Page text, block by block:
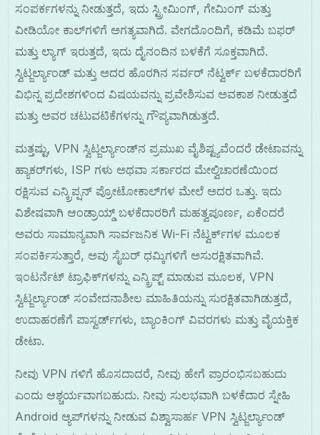
ಸಂಪರ್ಕಗಳನ್ನು ನೀಡುತ್ತದೆ, ಇದು ಸ್ಟ್ರೀಮಿಂಗ್, ಗೇಮಿಂಗ್ ಮತ್ತು
ವೀಡಿಯೋ ಕಾಲ್‌ಗಳಿಗೆ ಅಗತ್ಯವಾಗಿದೆ. ವೇಗದೊಂದಿಗೆ, ಕಡಿಮೆ ಬಫರ್
ಮತ್ತು ಲ್ಯಾಗ್ ಇರುತ್ತದೆ, ಇದು ದೈನಂದಿನ ಬಳಕೆಗೆ ಸೂಕ್ತವಾಗಿದೆ.
ಸ್ವಿಟ್ಜರ್ಲ್ಯಾಂಡ್ ಮತ್ತು ಅದರ ಹೊರಗಿನ ಸರ್ವರ್ ನೆಟ್ವರ್ಕ್ ಬಳಕೆದಾರರಿಗೆ
ವಿಭಿನ್ನ ಪ್ರದೇಶಗಳಿಂದ ವಿಷಯವನ್ನು ಪ್ರವೇಶಿಸುವ ಅವಕಾಶ ನೀಡುತ್ತದೆ
ಮತ್ತು ಅವರ ಚಟುವಟಿಕೆಗಳನ್ನು ಗೌಪ್ಯವಾಗಿಡುತ್ತದೆ.
ಮತ್ತಷ್ಟು, VPN ಸ್ವಿಟ್ಜರ್ಲ್ಯಾಂಡ್‌ನ ಪ್ರಮುಖ ವೈಶಿಷ್ಟ್ಯವೆಂದರೆ ಡೇಟಾವನ್ನು
ಹ್ಯಾಕರ್‌ಗಳು, ISP ಗಳು ಅಥವಾ ಸರ್ಕಾರದ ಮೇಲ್ವಿಚಾರಣೆಯಿಂದ
ರಕ್ಷಿಸುವ ಎನ್ಕ್ರಿಪ್ಷನ್ ಪ್ರೋಟೋಕಾಲ್‌ಗಳ ಮೇಲೆ ಅದರ ಒತ್ತು. ಇದು
ವಿಶೇಷವಾಗಿ ಆಂಡ್ರಾಯ್ಡ್ ಬಳಕೆದಾರರಿಗೆ ಮಹತ್ವಪೂರ್ಣ, ಏಕೆಂದರೆ
ಅವರು ಸಾಮಾನ್ಯವಾಗಿ ಸಾರ್ವಜನಿಕ Wi-Fi ನೆಟ್ವರ್ಕ್‌ಗಳ ಮೂಲಕ
ಸಂಪರ್ಕಿಸುತ್ತಾರೆ, ಅವು ಸೈಬರ್ ಧಮ್ಕಿಗಳಿಗೆ ಅಸುರಕ್ಷಿತವಾಗಿವೆ.
ಇಂಟರ್ನೆಟ್ ಟ್ರಾಫಿಕ್‌ಗಳನ್ನು ಎನ್ಕ್ರಿಪ್ಟ್ ಮಾಡುವ ಮೂಲಕ, VPN
ಸ್ವಿಟ್ಜರ್ಲ್ಯಾಂಡ್ ಸಂವೇದನಾಶೀಲ ಮಾಹಿತಿಯನ್ನು ಸುರಕ್ಷಿತವಾಗಿಡುತ್ತದೆ,
ಉದಾಹರಣೆಗೆ ಪಾಸ್ವರ್ಡ್‌ಗಳು, ಬ್ಯಾಂಕಿಂಗ್ ವಿವರಗಳು ಮತ್ತು ವೈಯಕ್ತಿಕ
ಡೇಟಾ.
ನೀವು VPN ಗಳಿಗೆ ಹೊಸದಾದರೆ, ನೀವು ಹೇಗೆ ಪ್ರಾರಂಭಿಸಬಹುದು
ಎಂದು ಆಶ್ಚರ್ಯವಾಗಬಹುದು. ನೀವು ಸುಲಭವಾಗಿ ಬಳಕೆದಾರ ಸ್ನೇಹಿ
Android ಆ್ಯಪ್‌ಗಳನ್ನು ನೀಡುವ ವಿಶ್ವಾಸಾರ್ಹ VPN ಸ್ವಿಟ್ಜರ್ಲ್ಯಾಂಡ್